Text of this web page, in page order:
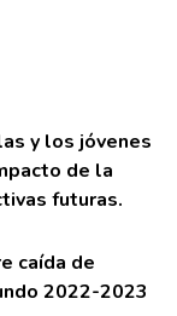
y los jóvenes
de la
futuras.
caí­da de
2022-2023